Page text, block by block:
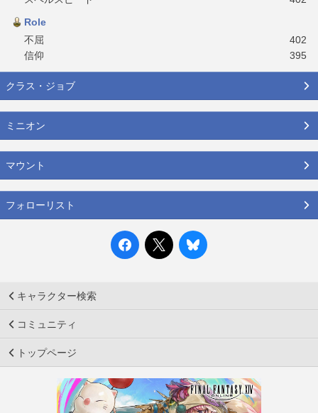
Role
不屈
402
信仰
395
クラス・ジョブ
ミニオン
マウント
フォローリスト
キャラクター検索
コミュニティ
トップページ